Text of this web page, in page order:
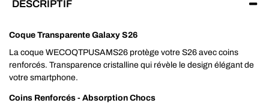
DESCRIPTIF
Coque Transparente Galaxy S26
La coque WECOQTPUSAMS26 protège votre S26 avec coins
renforcés. Transparence cristalline qui révèle le design élégant de
votre smartphone.
Coins Renforcés - Absorption Chocs